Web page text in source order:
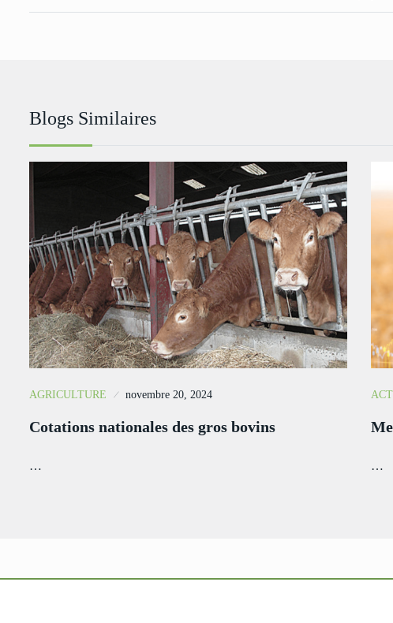
Blogs Similaires
AGRICULTURE novembre 20, 2024
Cotations nationales des gros bovins
… …